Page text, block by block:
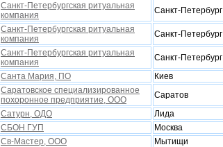
Санкт-Петербургская ритуальная
компания
Санкт-Петербург
Санкт-Петербургская ритуальная
компания
Санкт-Петербург
Санкт-Петербургская ритуальная
компания
Санкт-Петербург
Санта Мария, ПО
Киев
Саратовское специализированное
похоронное предприятие, ООО
Саратов
Сатурн, ОДО
Лида
СБОН ГУП
Москва
Св-Мастер, ООО
Мытищи